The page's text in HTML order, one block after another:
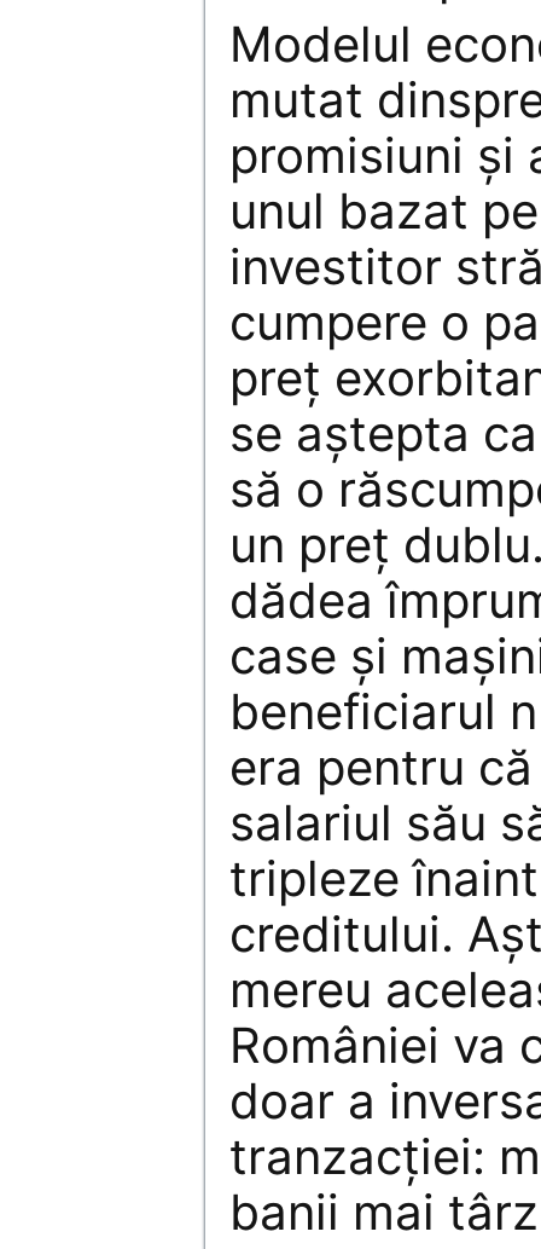
Modelul
mutat
promisiuni şi
unul bazat
investitor
cumpere o
preţ
se aştepta
să o
un preţ
dădea
case şi
beneficiarul
era pentru
salariul său
tripleze
creditului.
mereu
României va
doar a
tranzacţiei:
banii mai